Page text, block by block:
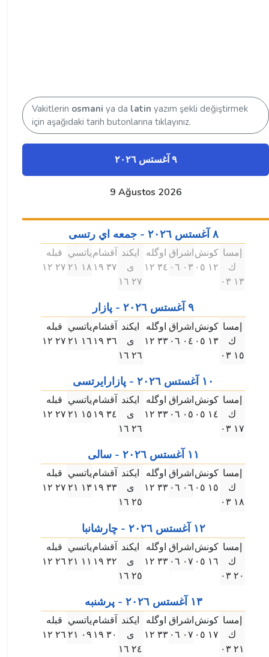
Vakitlerin osmani ya da latin yazım şekli değiştirmek
için aşağıdaki tarih butonlarına tıklayınız.
٩ آغستس ۲۰۲٦
9 Ağustos 2026
٨ آغستس ۲۰۲٦ - جمعه اي رتسى
إمسا
ك
۱۳ ۰۳
كونش
۱۲ ۰٥
اشراق
۰۳ ۰٦
اوگله
۳٤ ۱۲
ايكند
ى
۲٧ ۱٦
آقشام
۳٧ ۱٩
ياتسي
۱٨ ۲۱
قبله
۲٧ ۱۲
٩ آغستس ۲۰۲٦ - پازار
إمسا
ك
۱٥ ۰۳
كونش
۱۳ ۰٥
اشراق
۰٤ ۰٦
اوگله
۳۳ ۱۲
ايكند
ى
۲٦ ۱٦
آقشام
۳٦ ۱٩
ياتسي
۱٦ ۲۱
قبله
۲٧ ۱۲
۱۰ آغستس ۲۰۲٦ - پازارايرتسى
إمسا
ك
۱٧ ۰۳
كونش
۱٤ ۰٥
اشراق
۰٥ ۰٦
اوگله
۳۳ ۱۲
ايكند
ى
۲٦ ۱٦
آقشام
۳٤ ۱٩
ياتسي
۱٥ ۲۱
قبله
۲٧ ۱۲
۱۱ آغستس ۲۰۲٦ - سالى
إمسا
ك
۱٨ ۰۳
كونش
۱٥ ۰٥
اشراق
۰٦ ۰٦
اوگله
۳۳ ۱۲
ايكند
ى
۲٥ ۱٦
آقشام
۳۳ ۱٩
ياتسي
۱۳ ۲۱
قبله
۲٧ ۱۲
۱۲ آغستس ۲۰۲٦ - چارشانبا
إمسا
ك
۲۰ ۰۳
كونش
۱٦ ۰٥
اشراق
۰٧ ۰٦
اوگله
۳۳ ۱۲
ايكند
ى
۲٥ ۱٦
آقشام
۳۲ ۱٩
ياتسي
۱۱ ۲۱
قبله
۲٦ ۱۲
۱۳ آغستس ۲۰۲٦ - پرشنبه
إمسا
ك
۲۱ ۰۳
كونش
۱٧ ۰٥
اشراق
۰٧ ۰٦
اوگله
۳۳ ۱۲
ايكند
ى
۲٤ ۱٦
آقشام
۳۰ ۱٩
ياتسي
۰٩ ۲۱
قبله
۲٦ ۱۲